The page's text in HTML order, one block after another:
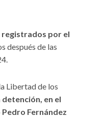
por el
después de las
Libertad de los
detención, en el
Fernández